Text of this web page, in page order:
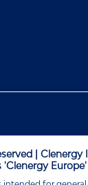
| Clenergy
Europe'